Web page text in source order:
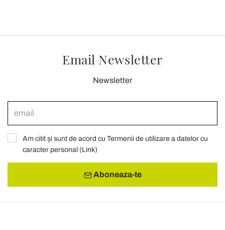
Email Newsletter
Newsletter
Am citit și sunt de acord cu Termenii de utilizare a datelor cu
caracter personal (Link)
Aboneaza-te